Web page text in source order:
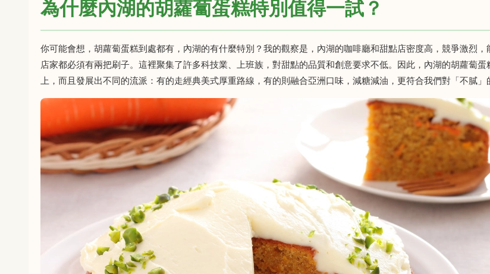
為什麼內湖的胡蘿蔔蛋糕特別值得一試？
你可能會想，胡蘿蔔蛋糕到處都有，內湖的有什麼特別？我的觀察是，內湖的咖啡廳和甜點店密度高，競爭激烈，
店家都必須有兩把刷子。這裡聚集了許多科技業、上班族，對甜點的品質和創意要求不低。因此，內湖的胡蘿蔔蛋
上，而且發展出不同的流派：有的走經典美式厚重路線，有的則融合亞洲口味，減糖減油，更符合我們對「不膩」